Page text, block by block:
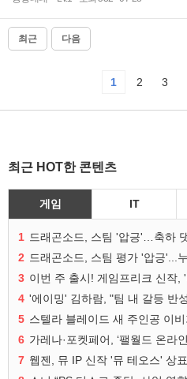
최근 다음
1 2 3
최근 HOT한 콘텐츠
게임 IT
1 드래곤소드, 스팀 '압긍'…축하
2 드래곤소드, 스팀 평가 '압긍'...
3 이번 주 출시! 게임프리크 신작,
4 '에이밍' 김하람, "팀 내 갈등 반
5
6 가레나·포켓페어, ‘팰월드 온라
7 웹젠, 뮤 IP 신작 '뮤 테오스' 상